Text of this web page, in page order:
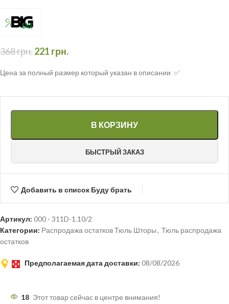
368грн.221 грн.
Цена за полный размер который указан в описании ✅
В КОРЗИНУ
БЫСТРЫЙ ЗАКАЗ
Добавить в список Буду брать
Артикул: 000 - 311D-1.10/2
Категории: Распродажа остатков Тюль Шторы, Тюль распродажа
остатков
Предполагаемая дата доставки: 08/08/2026
18 Этот товар сейчас в центре внимания!